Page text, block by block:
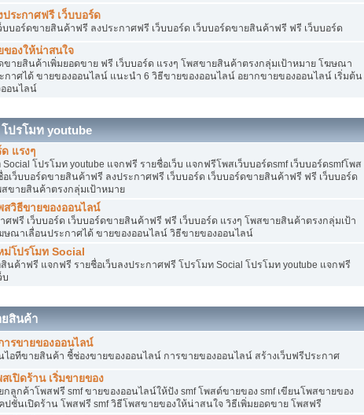
ประกาศฟรี เว็บบอร์ด
บบอร์ดขายสินค้าฟรี ลงประกาศฟรี เว็บบอร์ด เว็บบอร์ดขายสินค้าฟรี ฟรี เว็บบอร์ด
ของให้น่าสนใจ
ขายสินค้าเพิ่มยอดขาย ฟรี เว็บบอร์ด แรงๆ โพสขายสินค้าตรงกลุ่มเป้าหมาย โฆษณา
กาศได้ ขายของออนไลน์ แนะนำ 6 วิธีขายของออนไลน์ อยากขายของออนไลน์ เริ่มต้น
อนไลน์
ปรโมท youtube
แรงๆ
โปรโมท youtube แจกฟรี รายชื่อเว็บ แจกฟรีโพสเว็บบอร์ดsmf เว็บบอร์ดsmfโพส
อเว็บบอร์ดขายสินค้าฟรี ลงประกาศฟรี เว็บบอร์ด เว็บบอร์ดขายสินค้าฟรี ฟรี เว็บบอร์ด
สขายสินค้าตรงกลุ่มเป้าหมาย
สวิธีขายของออนไลน์
ศฟรี เว็บบอร์ด เว็บบอร์ดขายสินค้าฟรี ฟรี เว็บบอร์ด แรงๆ โพสขายสินค้าตรงกลุ่มเป้า
ษณาเลื่อนประกาศได้ ขายของออนไลน์ วิธีขายของออนไลน์
ม่โปรโมท Social
นค้าฟรี แจกฟรี รายชื่อเว็บลงประกาศฟรี โปรโมท Social โปรโมท youtube แจกฟรี
บ
สินค้า
ารขายของออนไลน์
อทีขายสินค้า ชี้ช่องขายของออนไลน์ การขายของออนไลน์ สร้างเว็บฟรีประกาศ
สเปิดร้าน เริ่มขายของ
กลูกค้าโพสฟรี smf ขายของออนไลน์ให้ปัง smf โพสต์ขายของ smf เขียนโพสขายของ
ปชั่นเปิดร้าน โพสฟรี smf วิธีโพสขายของให้น่าสนใจ วิธีเพิ่มยอดขาย โพสฟรี